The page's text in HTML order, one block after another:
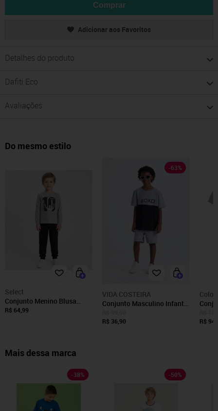
Comprar
Adicionar aos Favoritos
Detalhes do produto
Dafiti Eco
Avaliações
Do mesmo estilo
Select
Conjunto Menino Blusa
Longa E Calça Kappes Cinza
R$ 64,99
-63%
VIDA COSTEIRA
Conjunto Masculino Infantil
Costeira
R$ 36,90
Cinza
R$
Mais dessa marca
-38% -50%